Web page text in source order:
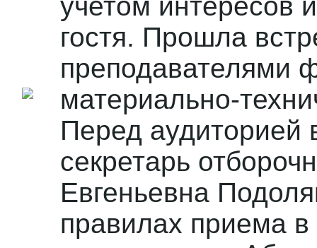
гостя. Прошла
преподавателями
материально-
Перед аудиторией
секретарь
Евгеньевна
правилах приема